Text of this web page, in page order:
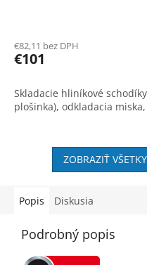
€82,11 bez DPH
€101
Skladacie hliníkové
plošinka), odkladacia
ZOBRAZIŤ
Popis Diskusia
Podrobný popis